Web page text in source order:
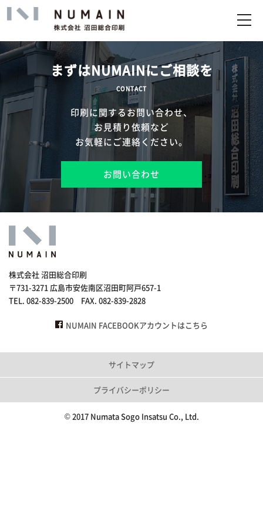
トップ
サービス
実績
企業情報
アップロード
まずはNUMAINにご相談を
CONTACT
印刷に関するお問い合わせ、
お見積り依頼など
お気軽にご連絡ください。
お問い合わせ
株式会社 沼田総合印刷
〒731-3271 広島市安佐南区沼田町阿戸657-1
TEL. 082-839-2500 FAX. 082-839-2828
NUMAIN FACEBOOKアカウントはこちら
サイトマップ
プライバシーポリシー
© 2017 Numata Sogo Insatsu Co., Ltd.